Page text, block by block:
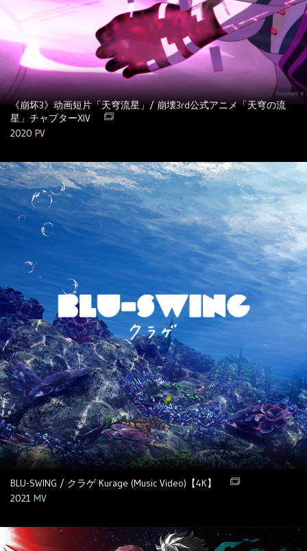
《崩坏3》动画短片「天穹流星」/ 崩壊3rd公式アニメ「天穹の流
星」チャプターXIV
2020 PV
BLU-SWING / クラゲ Kurage (Music Video)【4K】
2021 MV